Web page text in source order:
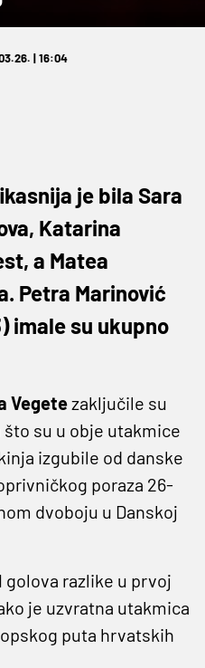
| 16:04
je bila Sara
Katarina
a Matea
Petra Marinović
imale su ukupno
Vegetezaključile su
su u obje utakmice
izgubile od danske
poraza 26-
dvoboju u Danskoj
golova razlike u prvoj
je uzvratna utakmica
puta hrvatskih